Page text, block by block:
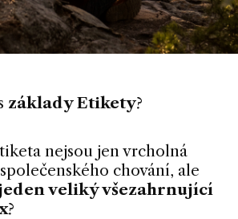
základy Etikety?
nejsou jen vrcholná
chování, ale
veliký všezahrnující
?